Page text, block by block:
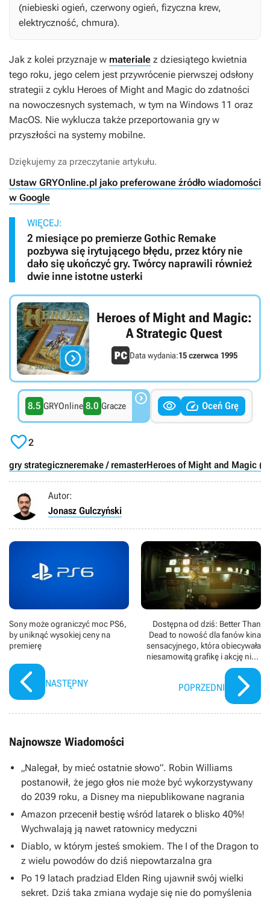
(niebieski ogień, czerwony ogień, fizyczna krew,
elektryczność, chmura).
Jak z kolei przyznaje w materiale z dziesiątego kwietnia
tego roku, jego celem jest przywrócenie pierwszej odsłony
strategii z cyklu Heroes of Might and Magic do zdatności
na nowoczesnych systemach, w tym na Windows 11 oraz
MacOS. Nie wyklucza także przeportowania gry w
przyszłości na systemy mobilne.
Dziękujemy za przeczytanie artykułu.
Ustaw GRYOnline.pl jako preferowane źródło wiadomości
w Google
WIĘCEJ:
2 miesiące po premierze Gothic Remake
pozbywa się irytującego błędu, przez który nie
dało się ukończyć gry. Twórcy naprawili również
dwie inne istotne usterki

Heroes of Might and Magic:
A Strategic Quest
Data wydania:15 czerwca 1995
8.5 GRYOnline 8.0 Gracze    Oceń Grę
2
gry strategiczneremake / remasterHeroes of Might and Magic
Autor:
Jonasz Gulczyński
Sony może ograniczyć moc PS6,
by uniknąć wysokiej ceny na
premierę
NASTĘPNY
Dostępna od dziś: Better Than
Dead to nowość dla fanów kina
sensacyjnego, która obiecywała
niesamowitą grafikę i akcję nie z
tej ziemi
POPRZEDNI
Najnowsze Wiadomości
„Nalegał, by mieć ostatnie słowo”. Robin Williams
postanowił, że jego głos nie może być wykorzystywany
do 2039 roku, a Disney ma niepublikowane nagrania
Amazon przecenił bestię wśród latarek o blisko 40%!
Wychwalają ją nawet ratownicy medyczni
Diablo, w którym jesteś smokiem. The I of the Dragon to
z wielu powodów do dziś niepowtarzalna gra
Po 19 latach pradziad Elden Ring ujawnił swój wielki
sekret. Dziś taka zmiana wydaje się nie do pomyślenia